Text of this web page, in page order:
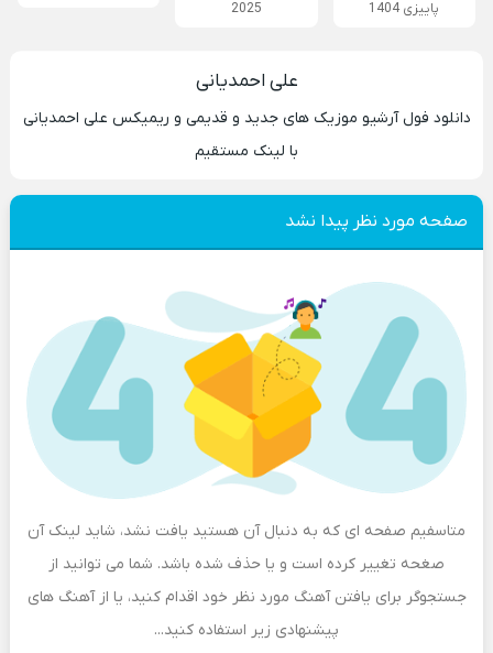
پاییزی 1404
2025
علی احمدیانی
دانلود فول آرشیو موزیک های جدید و قدیمی و ریمیکس علی احمدیانی
با لینک مستقیم
صفحه مورد نظر پیدا نشد
متاسفیم صفحه ای که به دنبال آن هستید یافت نشد، شاید لینک آن
صغحه تغییر کرده است و یا حذف شده باشد. شما می توانید از
جستجوگر برای یافتن آهنگ مورد نظر خود اقدام کنید، یا از آهنگ های
پیشنهادی زیر استفاده کنید...